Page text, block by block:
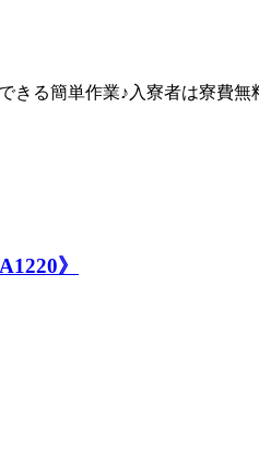
る簡単作業♪入寮者は寮費
》